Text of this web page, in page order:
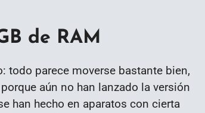
de RAM
todo parece moverse bastante bien,
aún no han lanzado la versión
han hecho en aparatos con cierta